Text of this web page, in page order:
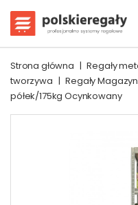
Strona główna | Regały
tworzywa | Regały
półek/175kg Ocynkowany